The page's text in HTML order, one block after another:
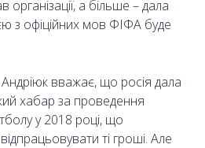
а більше – дала
з офіційних мов ФІФА буде
вважає, що росія дала
хабар за проведення
у 2018 році, що
ті гроші. Але